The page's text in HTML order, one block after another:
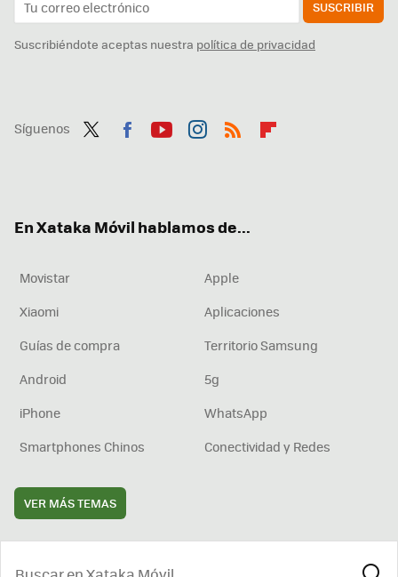
SUSCRIBIR
Suscribiéndote aceptas nuestra política de privacidad
Síguenos
En Xataka Móvil hablamos de...
Movistar
Apple
Xiaomi
Aplicaciones
Guías de compra
Territorio Samsung
Android
5g
iPhone
WhatsApp
Smartphones Chinos
Conectividad y Redes
VER MÁS TEMAS